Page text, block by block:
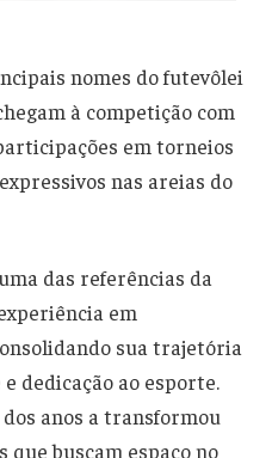
nomes do futevôlei
à competição com
em torneios
nas areias do
das referências da
em
sua trajetória
dedicação ao esporte.
anos a transformou
buscam espaço no